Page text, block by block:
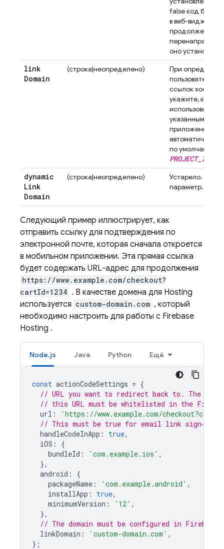
false код будет
в веб-виджет, а
продолжении
перенаправлен
оно
link
Domain
(строка|неопределено)
При
ссылок
укажите, какой
использовать
указанным
приложением. В
автоматически
по умолчанию
PROJECT_ID
dynamic
Link
Domain
(строка|неопределено)
Устарело. Не
параметр.
Следующий пример иллюстрирует, как
отправить ссылку для подтверждения по
электронной почте, которая сначала откроется
в мобильном приложении. Эта прямая ссылка
будет содержать URL-адрес для продолжения
https://www.example.com/checkout?
cartId=1234 . В качестве домена для Hosting
используется custom-domain.com , который
необходимо настроить для работы с Firebase
Hosting .
Node.js Java Python Ещё
const actionCodeSettings = {
// URL you want to redirect back to. The
// this URL must be whitelisted in the
url :
'https://www.example.com/
// This must be true for email link sign-in.
handleCodeInApp : true,
iOS :
{
bundleId : 'com.example.ios' ,
},
android :
{
packageName : 'com.example.android' ,
installApp : true,
minimumVersion : '12' ,
},
// The domain must be configured in Firebase
linkDomain : 'custom-domain.com' ,
};